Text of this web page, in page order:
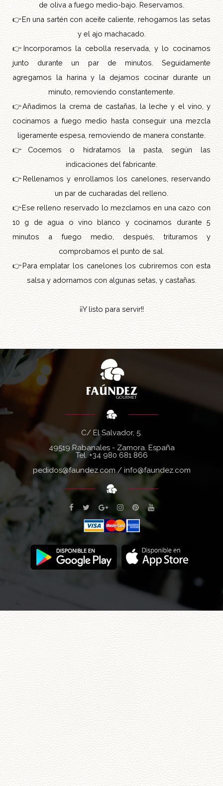
de oliva a fuego medio-bajo. Reservamos.
👉En una sartén con aceite caliente, rehogamos las setas
y el ajo machacado.
👉 Incorporamos la cebolla reservada, y lo cocinamos
junto durante un par de minutos. Seguidamente
agregamos la harina y la dejamos cocinar durante un
minuto, removiendo constantemente.
👉Añadimos la crema de castañas, la leche y el vino, y
cocinamos a fuego medio hasta conseguir una mezcla
ligeramente espesa, removiendo de manera constante.
👉 Cocemos o hidratamos la pasta, según las
indicaciones del fabricante.
👉 Rellenamos y enrollamos los canelones, reservando
un par de cucharadas del relleno.
👉Ese relleno reservado lo mezclamos en una cazo con
10 g de agua o vino blanco y cocinamos durante 5
minutos a fuego medio, después, trituramos y
comprobamos el punto de sal.
👉Para emplatar los canelones los cubriremos con esta
salsa y adornamos con algunas setas, y castañas.
¡¡Y listo para servir!!
C/ El Salvador, 5.
49519 Rabanales - Zamora. España
Tel.+34 980 681 866
pedidos@faundez.com/ info@faundez.com